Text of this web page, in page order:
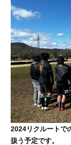
2024リクルートで
扱う予定です。